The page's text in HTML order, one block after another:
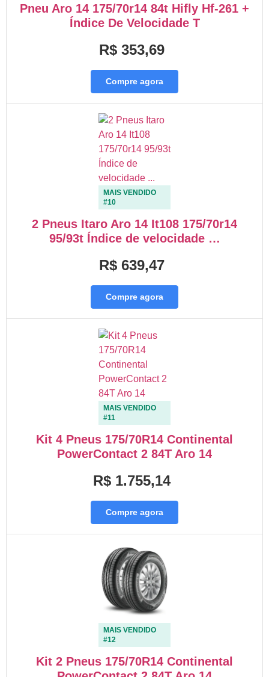
Pneu Aro 14 175/70r14 84t Hifly Hf-261 +
Índice De Velocidade T
R$ 353,69
Compre agora
MAIS VENDIDO
#10
2 Pneus Itaro Aro 14 It108 175/70r14
95/93t Índice de velocidade …
R$ 639,47
Compre agora
MAIS VENDIDO
#11
Kit 4 Pneus 175/70R14 Continental
PowerContact 2 84T Aro 14
R$ 1.755,14
Compre agora
MAIS VENDIDO
#12
Kit 2 Pneus 175/70R14 Continental